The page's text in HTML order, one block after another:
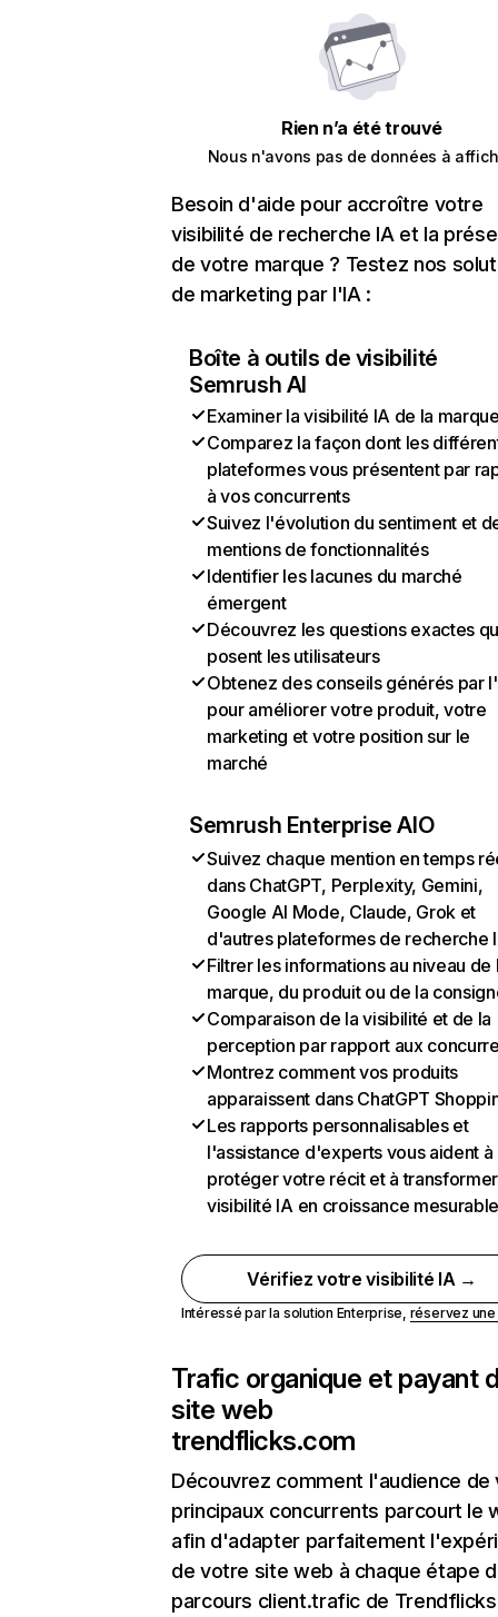
Rien n’a été trouvé
Nous n'avons pas de données à
Besoin d'aide pour accroître votre
visibilité de recherche IA et la
de votre marque ? Testez nos
de marketing par l'IA :
Boîte à outils de visibilité
Semrush AI
Examiner la visibilité IA de la
Comparez la façon dont les
plateformes vous présentent par
à vos concurrents
Suivez l'évolution du sentiment et
mentions de fonctionnalités
Identifier les lacunes du marché
émergent
Découvrez les questions exactes
posent les utilisateurs
Obtenez des conseils générés par
pour améliorer votre produit, votre
marketing et votre position sur le
marché
Semrush Enterprise AIO
Suivez chaque mention en temps
dans ChatGPT, Perplexity, Gemini,
Google AI Mode, Claude, Grok et
d'autres plateformes de recherche
Filtrer les informations au niveau de
marque, du produit ou de la
Comparaison de la visibilité et de la
perception par rapport aux
Montrez comment vos produits
apparaissent dans ChatGPT
Les rapports personnalisables et
l'assistance d'experts vous aident à
protéger votre récit et à
visibilité IA en croissance
Vérifiez votre visibilité IA →
Intéressé par la solution Enterprise, réservez
Trafic organique et payant
site web
trendflicks.com
Découvrez comment l'audience de
principaux concurrents parcourt le
afin d'adapter parfaitement
de votre site web à chaque étape
parcours client.trafic de